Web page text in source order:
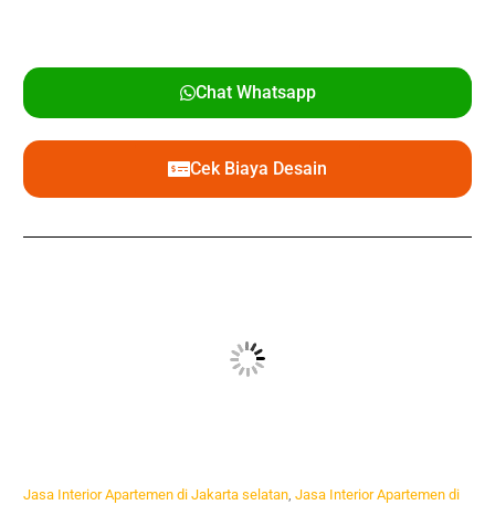
Chat Whatsapp
Cek Biaya Desain
Jasa Interior Apartemen di Jakarta selatan,Jasa Interior Apartemen di